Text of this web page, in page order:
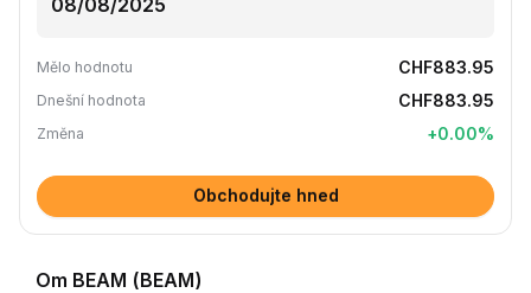
Mělo hodnotu CHF883.95
Dnešní hodnota CHF883.95
Změna +0.00%
Obchodujte hned
Om BEAM (BEAM)